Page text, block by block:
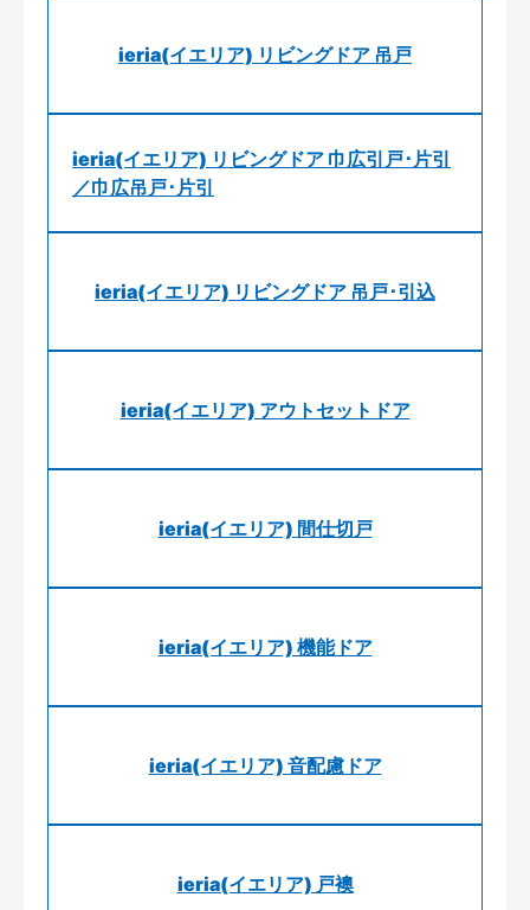
ieria(イエリア) リビングドア 吊戸
ieria(イエリア) リビングドア 巾広引戸･片引
／巾広吊戸･片引
ieria(イエリア) リビングドア 吊戸･引込
ieria(イエリア) アウトセットドア
ieria(イエリア) 間仕切戸
ieria(イエリア) 機能ドア
ieria(イエリア) 音配慮ドア
ieria(イエリア) 戸襖